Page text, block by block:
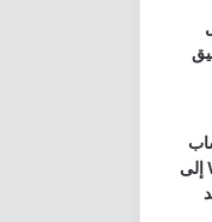
WhatsApp Business إلى